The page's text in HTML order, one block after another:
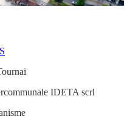
IDETA scrl